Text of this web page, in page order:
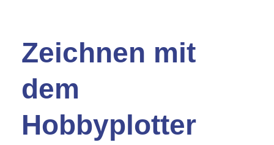
Zeichnen mit
dem
Hobbyplotter